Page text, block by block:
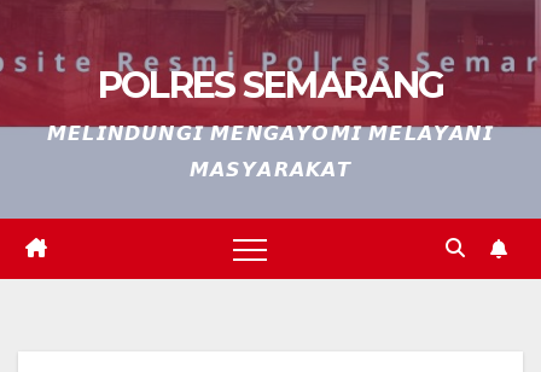
POLRES SEMARANG
𝙈𝙀𝙇𝙄𝙉𝘿𝙐𝙉𝙂𝙄 𝙈𝙀𝙉𝙂𝘼𝙔𝙊𝙈𝙄 𝙈𝙀𝙇𝘼𝙔𝘼𝙉𝙄
𝙈𝘼𝙎𝙔𝘼𝙍𝘼𝙆𝘼𝙏